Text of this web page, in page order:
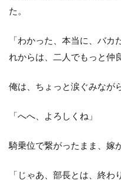
た。
「わかった、本当に、バ
れからは、二人でもっと仲
俺は、ちょっと涙ぐみなが
「へへ、よろしくね」
騎乗位で繋がったまま、嫁
「じゃあ、部長とは、終わ